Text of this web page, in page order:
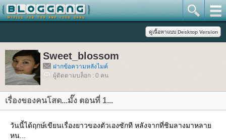
Sweet_blossom
ฝากข้อความหลังไมค์
ผู้ติดตามบล็อก : 0 คน
เรื่องของคนโสด...มั๊ง ตอนที่ 1...
วันนี้ได้ฤกษ์เขียนเรื่องยาวของตัวเองซักที หลังจากที่ชิมลางมาหลา
หน...